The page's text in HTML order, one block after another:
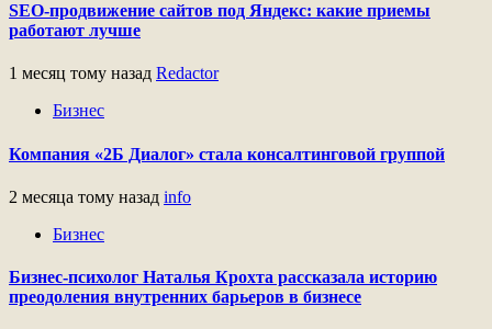
SEO-продвижение сайтов под Яндекс: какие приемы
работают лучше
1 месяц тому назад Redactor
Бизнес
Компания «2Б Диалог» стала консалтинговой группой
2 месяца тому назад info
Бизнес
Бизнес-психолог Наталья Крохта рассказала историю
преодоления внутренних барьеров в бизнесе